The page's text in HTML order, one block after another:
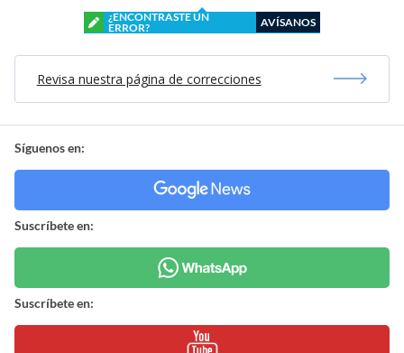
¿ENCONTRASTE UN
ERROR?
AVÍSANOS
Revisa nuestra página de correcciones
Síguenos en:
Suscríbete en:
Suscríbete en: